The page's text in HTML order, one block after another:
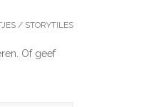
/ STORYTILES
Of geef